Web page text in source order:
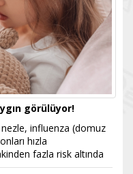
görülüyor!
nezle, influenza (domuz
hızla
fazla risk altında